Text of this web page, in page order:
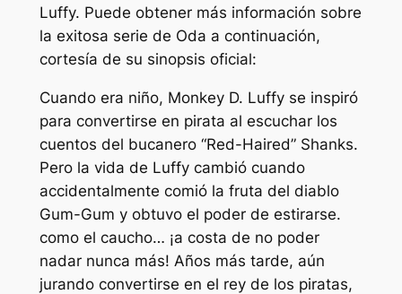
Luffy. Puede obtener más información sobre
la exitosa serie de Oda a continuación,
cortesía de su sinopsis oficial:
Cuando era niño, Monkey D. Luffy se inspiró
para convertirse en pirata al escuchar los
cuentos del bucanero “Red-Haired” Shanks.
Pero la vida de Luffy cambió cuando
accidentalmente comió la fruta del diablo
Gum-Gum y obtuvo el poder de estirarse.
como el caucho… ¡a costa de no poder
nadar nunca más! Años más tarde, aún
jurando convertirse en el rey de los piratas,